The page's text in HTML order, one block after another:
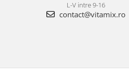
L-V intre 9-16
contact@vitamix.ro